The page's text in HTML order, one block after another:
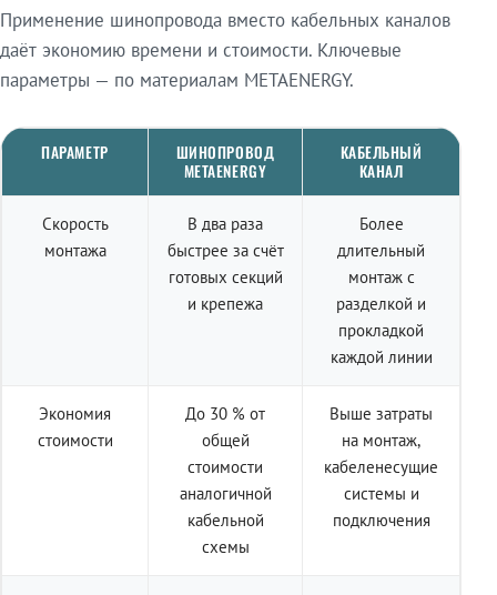
Применение шинопровода вместо кабельных каналов
даёт экономию времени и стоимости. Ключевые
параметры — по материалам METAENERGY.
ПАРАМЕТР
ШИНОПРОВОД
METAENERGY
КАБЕЛЬНЫЙ
КАНАЛ
Скорость
монтажа
В два раза
быстрее за счёт
готовых секций
и крепежа
Более
длительный
монтаж с
разделкой и
прокладкой
каждой линии
Экономия
стоимости
До 30 % от
общей
стоимости
аналогичной
кабельной
схемы
Выше затраты
на монтаж,
кабеленесущие
системы и
подключения